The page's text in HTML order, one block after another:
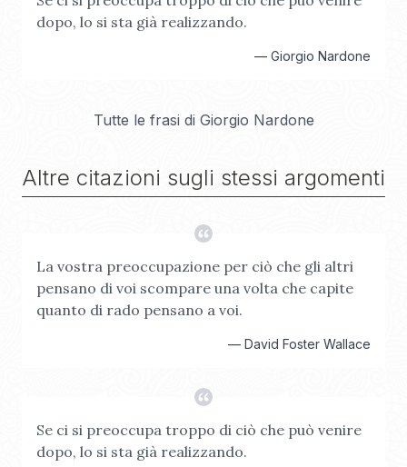
dopo, lo si sta già realizzando.
— Giorgio Nardone
Tutte le frasi di Giorgio Nardone
Altre citazioni sugli stessi argomenti
La vostra preoccupazione per ciò che gli altri
pensano di voi scompare una volta che capite
quanto di rado pensano a voi.
— David Foster Wallace
Se ci si preoccupa troppo di ciò che può venire
dopo, lo si sta già realizzando.